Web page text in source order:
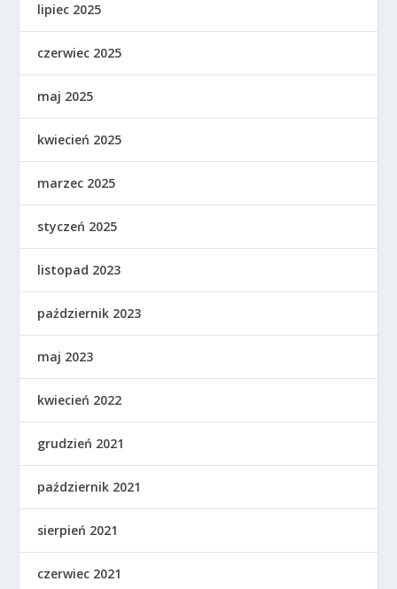
lipiec 2025
czerwiec 2025
maj 2025
kwiecień 2025
marzec 2025
styczeń 2025
listopad 2023
październik 2023
maj 2023
kwiecień 2022
grudzień 2021
październik 2021
sierpień 2021
czerwiec 2021